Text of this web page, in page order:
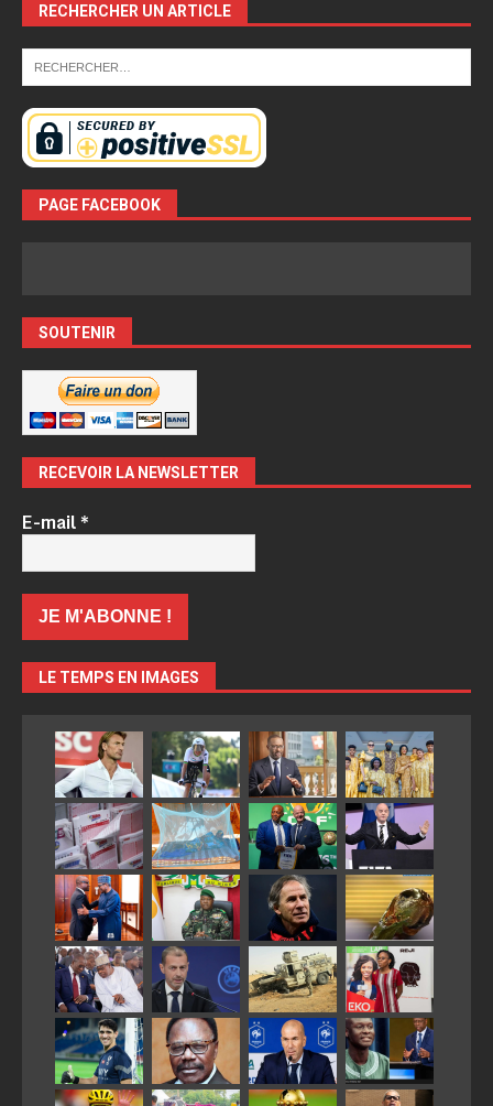
RECHERCHER UN ARTICLE
PAGE FACEBOOK
SOUTENIR
RECEVOIR LA NEWSLETTER
E-mail*
LE TEMPS EN IMAGES